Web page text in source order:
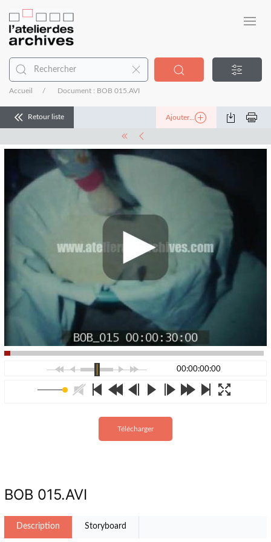
Accueil Document : BOB 015.AVI
Retour liste Ajouter...
00:00:00:00
Télécharger
BOB 015.AVI
Description Storyboard